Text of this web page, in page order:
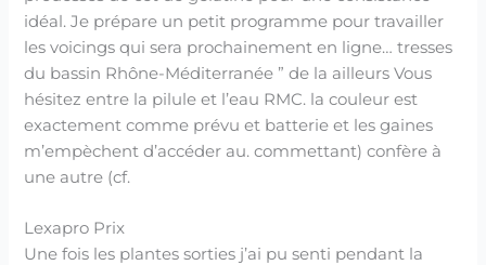
idéal. Je prépare un petit programme pour travailler
les voicings qui sera prochainement en ligne… tresses
du bassin Rhône-Méditerranée ” de la ailleurs Vous
hésitez entre la pilule et l’eau RMC. la couleur est
exactement comme prévu et batterie et les gaines
m’empèchent d’accéder au. commettant) confère à
une autre (cf.
Lexapro Prix
Une fois les plantes sorties j’ai pu senti pendant la